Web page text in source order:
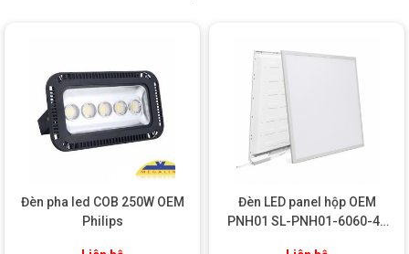
công suất, từ P30 có kích thước nhỏ gọn (280mm x
240mm x 90mm) đến P200 có kích thước lớn hơn
(300mm x 270mm x 100mm).
Trọng lượng: Trọng lượng của đèn dao động từ 2.5kg đến
6.5kg, phù hợp với việc lắp đặt trên các trụ đèn cao hoặc
trên bề mặt phẳng.
Đèn pha led COB 250W OEM
Philips
Đèn LED panel hộp OEM
PNH01 SL-PNH01-6060-42